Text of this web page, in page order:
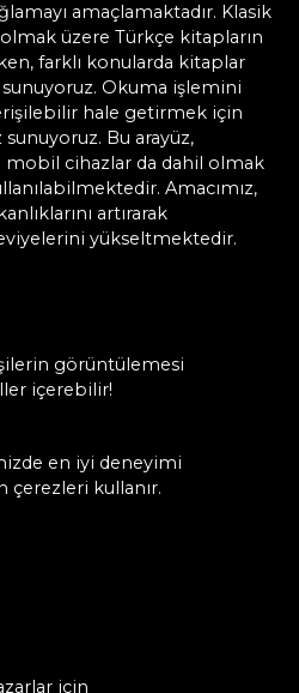
amaçlamaktadır. Klasik
üzere Türkçe kitapların
farklı konularda kitaplar
Okuma işlemini
hale getirmek için
sunuyoruz. Bu arayüz,
mobil cihazlar da dahil olmak
Amacımız,
artırarak
yükseltmektedir.
görüntülemesi
içerebilir!
en iyi deneyimi
çerezleri kullanır.
için